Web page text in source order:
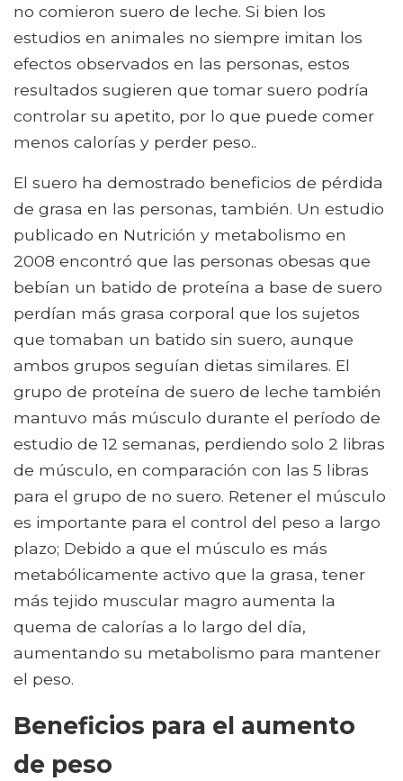
no comieron suero de leche. Si bien los
estudios en animales no siempre imitan los
efectos observados en las personas, estos
resultados sugieren que tomar suero podría
controlar su apetito, por lo que puede comer
menos calorías y perder peso..
El suero ha demostrado beneficios de pérdida
de grasa en las personas, también. Un estudio
publicado en Nutrición y metabolismo en
2008 encontró que las personas obesas que
bebían un batido de proteína a base de suero
perdían más grasa corporal que los sujetos
que tomaban un batido sin suero, aunque
ambos grupos seguían dietas similares. El
grupo de proteína de suero de leche también
mantuvo más músculo durante el período de
estudio de 12 semanas, perdiendo solo 2 libras
de músculo, en comparación con las 5 libras
para el grupo de no suero. Retener el músculo
es importante para el control del peso a largo
plazo; Debido a que el músculo es más
metabólicamente activo que la grasa, tener
más tejido muscular magro aumenta la
quema de calorías a lo largo del día,
aumentando su metabolismo para mantener
el peso.
Beneficios para el aumento
de peso